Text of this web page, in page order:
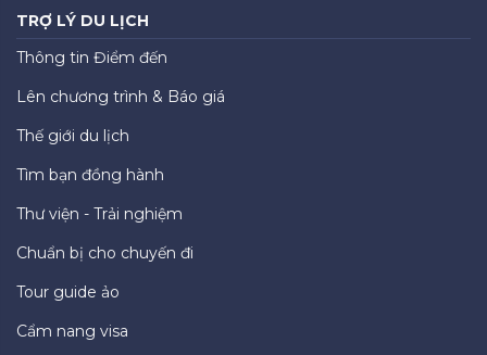
TRỢ LÝ DU LỊCH
Thông tin Điểm đến
Lên chương trình & Báo giá
Thế giới du lịch
Tìm bạn đồng hành
Thư viện - Trải nghiệm
Chuẩn bị cho chuyến đi
Tour guide ảo
Cẩm nang visa